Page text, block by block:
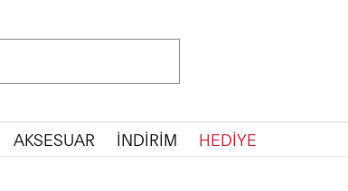
AKSESUAR İNDİRİM HEDİYE